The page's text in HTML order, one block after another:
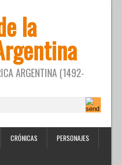
la
ARGENTINA (1492-
CRÓNICAS PERSONAJES